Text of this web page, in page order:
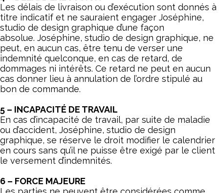
Les délais de livraison ou d’exécution sont donnés à
titre indicatif et ne sauraient engager Joséphine,
studio de design graphique d’une façon
absolue. Joséphine, studio de design graphique, ne
peut, en aucun cas, être tenu de verser une
indemnité quelconque, en cas de retard, de
dommages ni intérêts. Ce retard ne peut en aucun
cas donner lieu à annulation de l’ordre stipulé au
bon de commande.
5 – INCAPACITÉ DE TRAVAIL
En cas d’incapacité de travail, par suite de maladie
ou d’accident, Joséphine, studio de design
graphique, se réserve le droit modifier le calendrier
en cours sans qu’il ne puisse être exigé par le client
le versement d’indemnités.
6 – FORCE MAJEURE